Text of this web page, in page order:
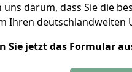
darum, dass Sie die
Ihren deutschlandweiten
Sie jetzt das Formular